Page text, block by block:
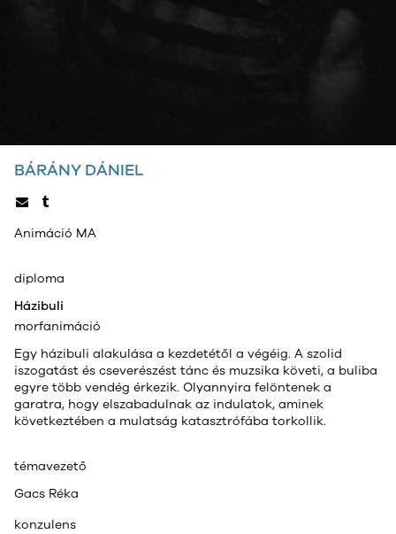
BÁRÁNY DÁNIEL
Animáció MA
diploma
Házibuli
morfanimáció
Egy házibuli alakulása a kezdetétől a végéig. A szolid
iszogatást és cseverészést tánc és muzsika követi, a buliba
egyre több vendég érkezik. Olyannyira felöntenek a
garatra, hogy elszabadulnak az indulatok, aminek
következtében a mulatság katasztrófába torkollik.
témavezető
Gacs Réka
konzulens